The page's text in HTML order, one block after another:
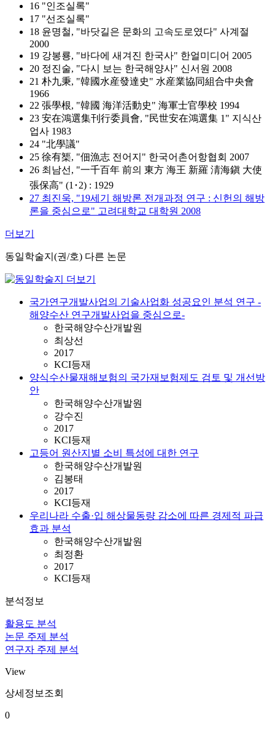
16 "인조실록"
17 "선조실록"
18 윤명철, "바닷길은 문화의 고속도로였다" 사계절
2000
19 강봉룡, "바다에 새겨진 한국사" 한얼미디어 2005
20 정진술, "다시 보는 한국해양사" 신서원 2008
21 朴九秉, "韓國水産發達史" 水産業協同組合中央會
1966
22 張學根, "韓國 海洋活動史" 海軍士官學校 1994
23 安在鴻選集刊行委員會, "民世安在鴻選集 1" 지식산
업사 1983
24 "北學議"
25 徐有榘, "佃漁志 전어지" 한국어촌어항협회 2007
26 최남선, "一千百年 前의 東方 海王 新羅 淸海鎭 大使
張保高" (1･2) : 1929
27 최진욱, "19세기 해방론 전개과정 연구 : 신헌의 해방
론을 중심으로" 고려대학교 대학원 2008
더보기
동일학술지(권/호) 다른 논문
국가연구개발사업의 기술사업화 성공요인 분석 연구 -
해양수산 연구개발사업을 중심으로-
한국해양수산개발원
최상선
2017
KCI등재
양식수산물재해보험의 국가재보험제도 검토 및 개선방
안
한국해양수산개발원
강수진
2017
KCI등재
고등어 원산지별 소비 특성에 대한 연구
한국해양수산개발원
김봉태
2017
KCI등재
우리나라 수출·입 해상물동량 감소에 따른 경제적 파급
효과 분석
한국해양수산개발원
최정환
2017
KCI등재
분석정보
활용도 분석
논문 주제 분석
연구자 주제 분석
View
상세정보조회
0